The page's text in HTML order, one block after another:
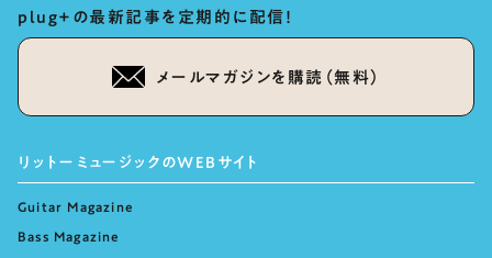
plug+の最新記事を定期的に配信！
メールマガジンを購読（無料）
リットーミュージックのWEBサイト
Guitar Magazine
Bass Magazine